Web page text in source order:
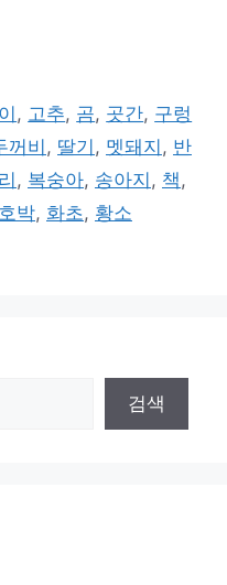
, 고추, 곰, 곳간, 구렁
꺼비 , 딸기 , 멧돼지 , 반
, 복숭아, 송아지 , 책,
호박, 화초, 황소
검색